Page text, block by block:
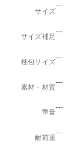
サイズ
---
サイズ補足
---
梱包サイズ
---
素材・材質
---
重量
---
耐荷重
---